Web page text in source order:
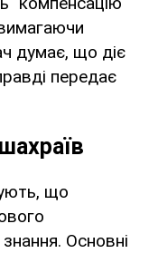
думає, що діє
передає
що
Основні